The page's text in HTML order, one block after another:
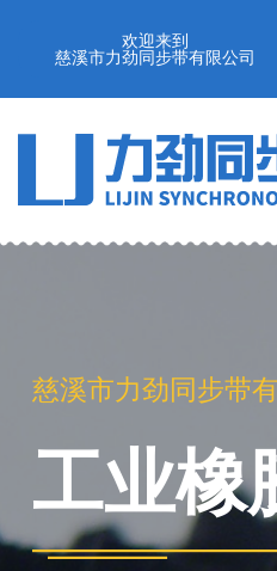
欢迎来到
慈溪市力劲同步带有限公司
慈溪市力劲同步带
工业橡